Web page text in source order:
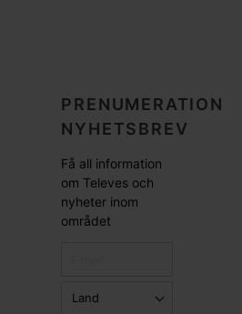
PRENUMERATION
NYHETSBREV
Få all information
om Televes och
nyheter inom
området